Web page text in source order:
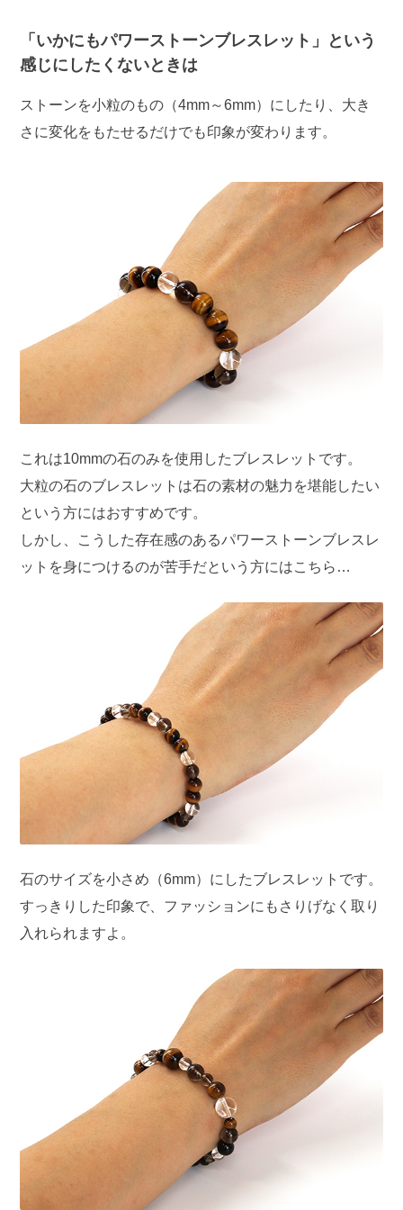
「いかにもパワーストーンブレスレット」という
感じにしたくないときは
ストーンを小粒のもの（4mm～6mm）にしたり、大き
さに変化をもたせるだけでも印象が変わります。
これは10mmの石のみを使用したブレスレットです。
大粒の石のブレスレットは石の素材の魅力を堪能したい
という方にはおすすめです。
しかし、こうした存在感のあるパワーストーンブレスレ
ットを身につけるのが苦手だという方にはこちら…
石のサイズを小さめ（6mm）にしたブレスレットです。
すっきりした印象で、ファッションにもさりげなく取り
入れられますよ。